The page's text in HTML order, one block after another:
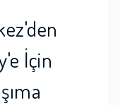
İçin